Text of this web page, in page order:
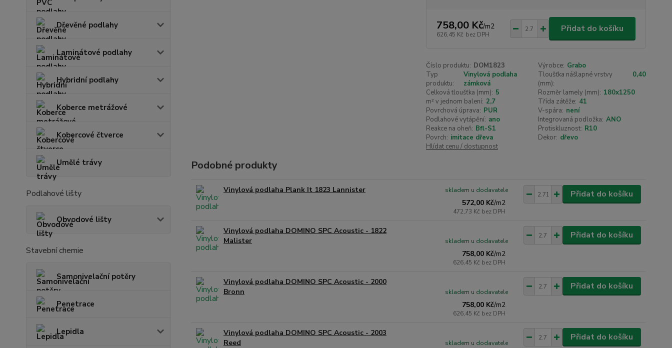
Dřevěné podlahy
Laminátové podlahy
Hybridní podlahy
Koberce metrážové
Kobercové čtverce
Umělé trávy
Podlahové lišty
Obvodové lišty
Stavební chemie
Samonivelační potěry
Penetrace
Lepidla
758,00 Kč/m2
626,45 Kč bez DPH
Přidat do košíku
Číslo produktu: DOM1823 Výrobce: Grabo
Typ
produktu:
Vinylová podlaha
zámková
Tloušťka nášlapné vrstvy
(mm):
0,40
Celková tloušťka (mm): 5 Rozměr lamely (mm): 180x1250
m² v jednom balení: 2,7 Třída zátěže: 41
Povrchová úprava: PUR V-spára: není
Podlahové vytápění: ano Integrovaná podložka: ANO
Reakce na oheň: Bfl-S1 Protiskluznost: R10
Povrch: imitace dřeva Dekor: dřevo
Hlídat cenu / dostupnost
Podobné produkty
Vinylová podlaha Plank It 1823 Lannister
572,00 Kč/m2
472,73 Kč bez DPH
skladem u dodavatele Přidat do košíku
Vinylová podlaha DOMINO SPC Acoustic - 1822
Malister
758,00 Kč/m2
626,45 Kč bez DPH
skladem u dodavatele
Přidat do košíku
Vinylová podlaha DOMINO SPC Acoustic - 2000
Bronn
758,00 Kč/m2
626,45 Kč bez DPH
skladem u dodavatele
Přidat do košíku
Vinylová podlaha DOMINO SPC Acoustic - 2003
Reed
skladem u dodavatele
Přidat do košíku